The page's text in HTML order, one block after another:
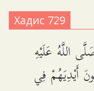
Хадис 729
اللَّهُ عَلَيْهِ
أَيْدِيَهُمْ فِي